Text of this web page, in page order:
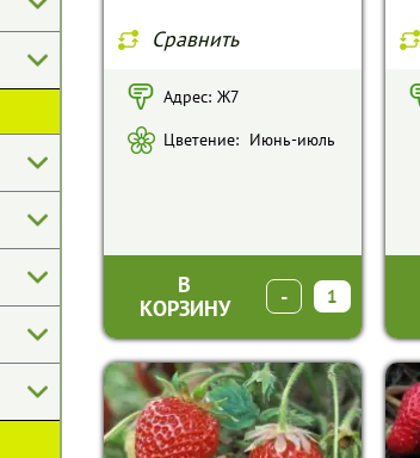
Сравнить
Адрес: Ж7
Цветение: Июнь-июль
В
КОРЗИНУ
-